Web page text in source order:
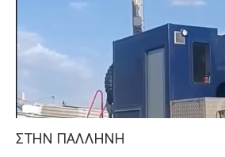
ΣΤΗΝ ΠΑΛΛΗΝΗ